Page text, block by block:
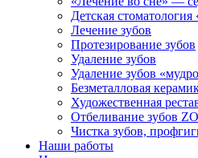
Детская
Лечение зубов
Протезирование зубов
Удаление зубов
Удаление зубов
Безметалловая
Художественная
Отбеливание зубов
Чистка зубов,
Наши работы